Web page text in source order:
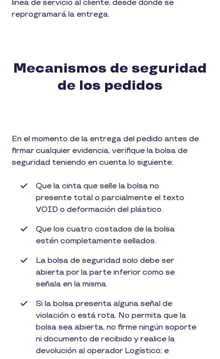
línea de servicio al cliente, desde donde se
reprogramará la entrega.
Mecanismos de seguridad
de los pedidos
En el momento de la entrega del pedido antes de
firmar cualquier evidencia, verifique la bolsa de
seguridad teniendo en cuenta lo siguiente:
Que la cinta que selle la bolsa no
presente total o parcialmente el texto
VOID o deformación del plástico.
Que los cuatro costados de la bolsa
estén completamente sellados.
La bolsa de seguridad solo debe ser
abierta por la parte inferior como se
señala en la misma.
Si la bolsa presenta alguna señal de
violación o está rota. No permita que la
bolsa sea abierta, no firme ningún soporte
ni documento de recibido y realice la
devolución al operador Logístico; e